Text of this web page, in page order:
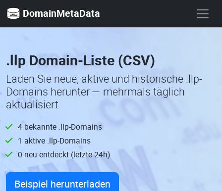
DomainMetaData
.llp Domain-Liste (CSV)
Laden Sie neue, aktive und historische .llp-
Domains herunter — mehrmals täglich
aktualisiert
4 bekannte .llp-Domains
1 aktive .llp-Domains
0 neu entdeckt (letzte 24h)
Beispiel herunterladen